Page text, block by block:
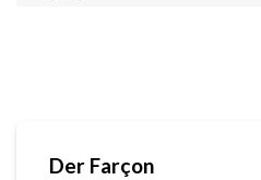
Der Farçon